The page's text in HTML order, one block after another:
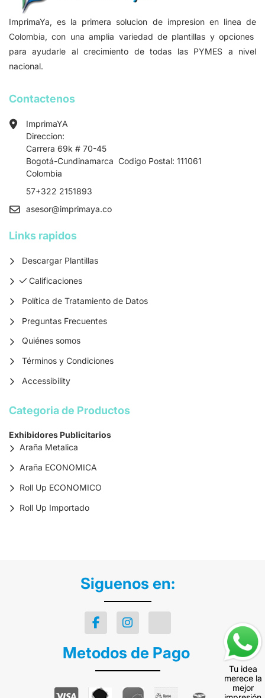
ImprimaYa, es la primera solucion de impresion en linea de
Colombia, con una amplia variedad de plantillas y opciones
para ayudarle al crecimiento de todas las PYMES a nivel
nacional.
Contactenos
ImprimaYA
Direccion:
Carrera 69k # 70-45
Bogotá-Cundinamarca Codigo Postal: 111061
Colombia
57+322 2151893
asesor@imprimaya.co
Links rapidos
Descargar Plantillas
Calificaciones
Calificaciones
Política de Tratamiento de Datos
Preguntas Frecuentes
Quiénes somos
Términos y Condiciones
Accessibility
Categoria de Productos
Exhibidores Publicitarios
Araña Metalica
Araña ECONOMICA
Roll Up ECONOMICO
Roll Up Importado
Siguenos en:
Metodos de Pago
Tu idea
merece la
mejor